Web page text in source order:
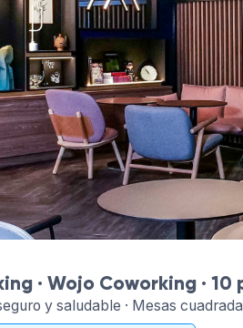
· Wojo Coworking· 10
y saludable · Mesas